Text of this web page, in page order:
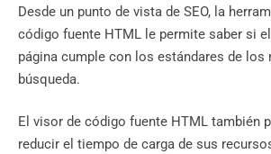
Desde un punto de vista de SEO, la
código fuente HTML le permite saber si
página cumple con los estándares de los
búsqueda.
El visor de código fuente HTML también
reducir el tiempo de carga de sus